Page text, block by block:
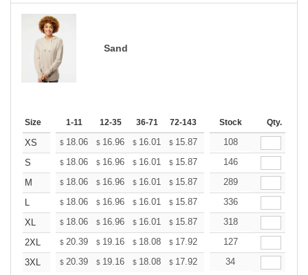
Sand
Size 1-11 12-35 36-71 72-143 144-287 288 + More
Stock Qty.
XS $ 18.06 $ 16.96 $ 16.01 $ 15.87 15.60
108
S
$ 18.06 $ 16.96 $ 16.01 $ 15.87 15.60
146
M
$ 18.06 $ 16.96 $ 16.01 $ 15.87 15.60
289
L
$ 18.06 $ 16.96 $ 16.01 $ 15.87 15.60
336
XL
$ 18.06 $ 16.96 $ 16.01 $ 15.87 15.60
318
2XL
$ 20.39 $ 19.16 $ 18.08 $ 17.92 17.61
127
3XL
$ 20.39 $ 19.16 $ 18.08 $ 17.92 17.61
34